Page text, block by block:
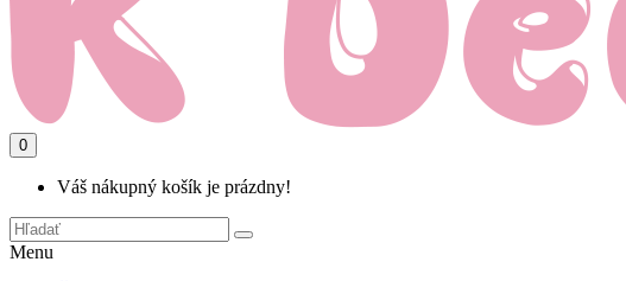
0
Váš nákupný košík je prázdny!
Menu